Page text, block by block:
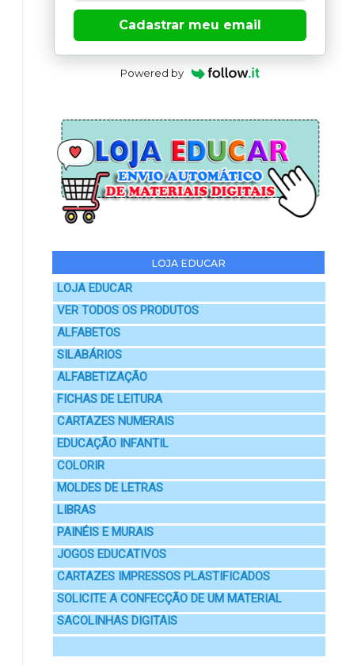
Cadastrar meu email
Powered by
LOJA EDUCAR
LOJA EDUCAR
VER TODOS OS PRODUTOS
ALFABETOS
SILABÁRIOS
ALFABETIZAÇÃO
FICHAS DE LEITURA
CARTAZES NUMERAIS
EDUCAÇÃO INFANTIL
COLORIR
MOLDES DE LETRAS
LIBRAS
PAINÉIS E MURAIS
JOGOS EDUCATIVOS
CARTAZES IMPRESSOS PLASTIFICADOS
SOLICITE A CONFECÇÃO DE UM MATERIAL
SACOLINHAS DIGITAIS